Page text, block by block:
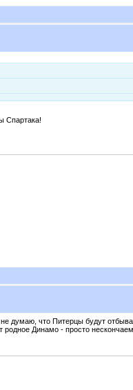
Спартака!
думаю, что Питерцы будут
Динамо - просто